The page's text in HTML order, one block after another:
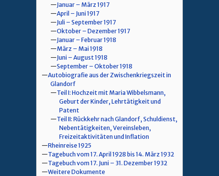
Januar – März 1917
April – Juni 1917
Juli – September 1917
Oktober – Dezember 1917
Januar – Februar 1918
März – Mai 1918
Juni – August 1918
September – Oktober 1918
Autobiografie aus der Zwischenkriegszeit in
Glandorf
Teil I: Hochzeit mit Maria Wibbelsmann,
Geburt der Kinder, Lehrtätigkeit und
Patent
Teil II: Rückkehr nach Glandorf, Schuldienst,
Nebentätigkeiten, Vereinsleben,
Freizeitaktivitäten und Inflation
Rheinreise 1925
Tagebuch vom 17. April 1928 bis 14. März 1932
Tagebuch vom 17. Juni – 31. Dezember 1932
Weitere Dokumente